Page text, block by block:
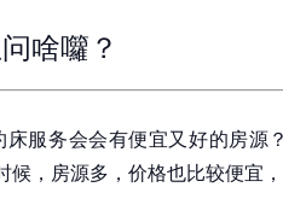
啥囖？
服务会会有便宜又好的房源
候，房源多，价格也比较便宜